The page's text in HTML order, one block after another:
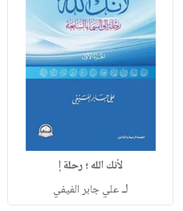
لأنك الله ؛ رحلة إ
لـعلي جابر الفيفي